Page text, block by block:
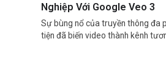
Nghiệp Với Google Veo 3
Sự bùng nổ của truyền thông đa
tiện đã biến video thành kênh